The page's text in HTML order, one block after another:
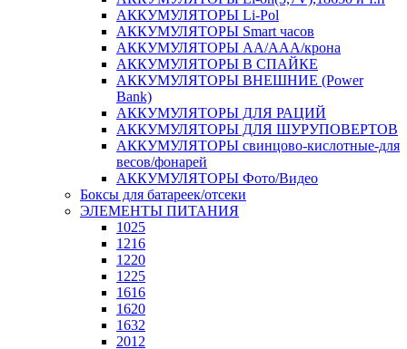
АККУМУЛЯТОРЫ Li-Pol
АККУМУЛЯТОРЫ Smart часов
АККУМУЛЯТОРЫ АА/ААА/крона
АККУМУЛЯТОРЫ В СПАЙКЕ
АККУМУЛЯТОРЫ ВНЕШНИЕ (Power
Bank)
АККУМУЛЯТОРЫ ДЛЯ РАЦИЙ
АККУМУЛЯТОРЫ ДЛЯ ШУРУПОВЕРТОВ
АККУМУЛЯТОРЫ свинцово-кислотные-для
весов/фонарей
АККУМУЛЯТОРЫ Фото/Видео
Боксы для батареек/отсеки
ЭЛЕМЕНТЫ ПИТАНИЯ
1025
1216
1220
1225
1616
1620
1632
2012